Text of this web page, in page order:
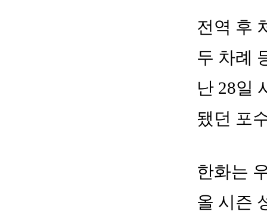
전역 후
두 차례
난 28일
됐던 포
한화는
올 시즌